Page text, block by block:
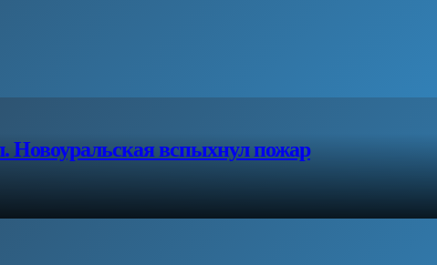
Новоуральская вспыхнул пожар